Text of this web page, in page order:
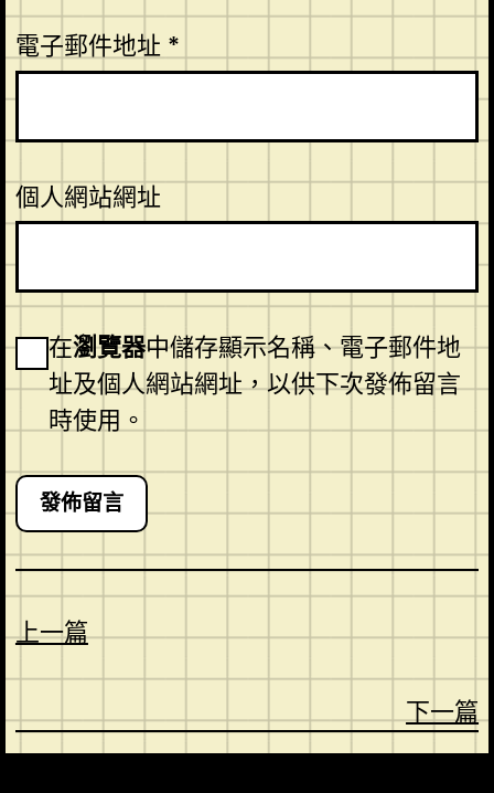
電子郵件地址 *
個人網站網址
在瀏覽器中儲存顯示名稱、電子郵件地
址及個人網站網址，以供下次發佈留言
時使用。
上一篇
下一篇